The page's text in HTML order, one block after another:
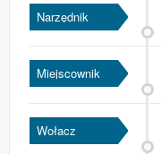
Narzędnik
Miejscownik
Wołacz